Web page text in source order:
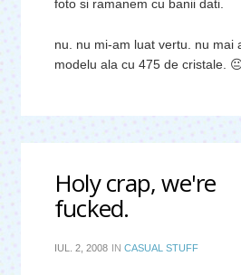
foto si ramanem cu banii dati.
nu. nu mi-am luat vertu. nu mai
modelu ala cu 475 de cristale.
Holy crap, we're
fucked.
IUL. 2, 2008 IN CASUAL STUFF